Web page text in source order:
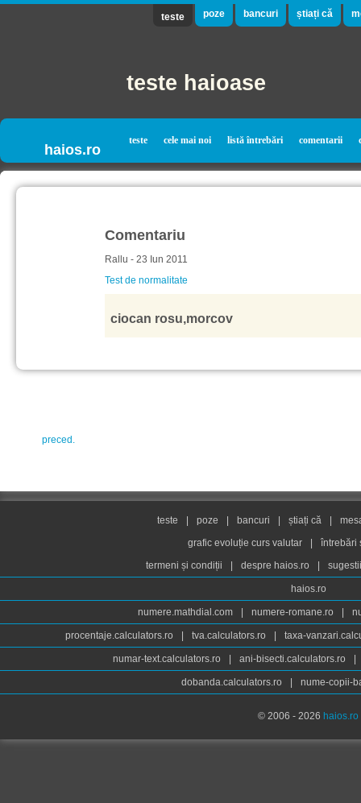
teste poze bancuri știați că
teste haioase
haios.ro
teste cele mai noi listă întrebări comentarii
Comentariu
Rallu - 23 Iun 2011
Test de normalitate
ciocan rosu,morcov
preced.
teste poze bancuri știați că
grafic evoluție curs valutar
întrebări
termeni și condiții
despre haios.ro
haios.ro
numere.mathdial.com numere-romane.ro
procentaje.calculators.ro tva.calculators.ro taxa-
numar-text.calculators.ro ani-bisecti.calculators.ro
dobanda.calculators.ro nume-copii-
© 2006 - 2026 haios.ro